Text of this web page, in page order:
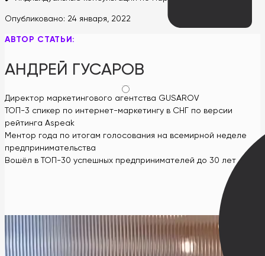
Опубликовано: 24 января, 2022
АВТОР СТАТЬИ:
АНДРЕЙ ГУСАРОВ
Директор маркетингового агентства GUSAROV
ТОП-3 спикер по интернет-маркетингу в СНГ по версии
рейтинга Aspeak
Ментор года по итогам голосования на всемирной неделе
предпринимательства
Вошёл в ТОП-30 успешных предпринимателей до 30 лет